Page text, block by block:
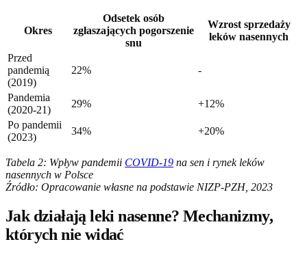
Okres
Odsetek osób
zgłaszających pogorszenie
snu
Wzrost sprzedaży
leków nasennych
Przed
pandemią
(2019)
22% -
Pandemia
(2020-21)
29%
+12%
Po pandemii
(2023)
34% +20%
Tabela 2: Wpływ pandemii COVID-19 na sen i rynek leków
nasennych w Polsce
Źródło: Opracowanie własne na podstawie NIZP-PZH, 2023
Jak działają leki nasenne? Mechanizmy,
których nie widać